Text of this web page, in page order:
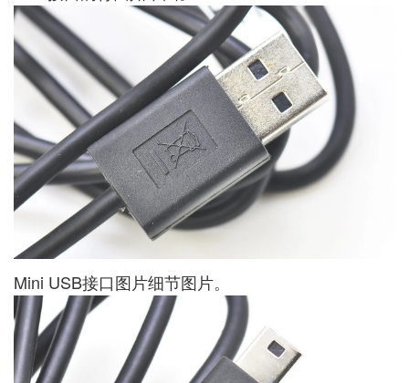
Mini USB接口图片细节图片。